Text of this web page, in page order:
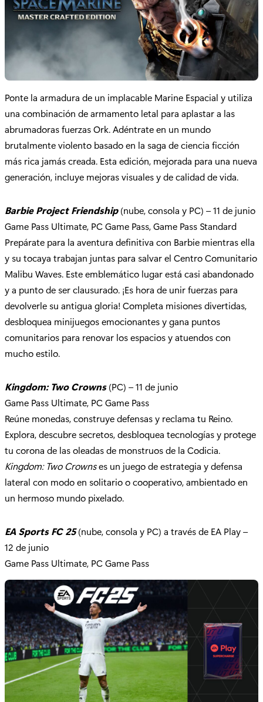
Ponte la armadura de un implacable Marine Espacial y utiliza
una combinación de armamento letal para aplastar a las
abrumadoras fuerzas Ork. Adéntrate en un mundo
brutalmente violento basado en la saga de ciencia ficción
más rica jamás creada. Esta edición, mejorada para una nueva
generación, incluye mejoras visuales y de calidad de vida.
Barbie Project Friendship(nube, consola y PC) – 11 de junio
Game Pass Ultimate, PC Game Pass, Game Pass Standard
Prepárate para la aventura definitiva con Barbie mientras ella
y su tocaya trabajan juntas para salvar el Centro Comunitario
Malibu Waves. Este emblemático lugar está casi abandonado
y a punto de ser clausurado. ¡Es hora de unir fuerzas para
devolverle su antigua gloria! Completa misiones divertidas,
desbloquea minijuegos emocionantes y gana puntos
comunitarios para renovar los espacios y atuendos con
mucho estilo.
Kingdom: Two Crowns(PC) – 11 de junio
Game Pass Ultimate, PC Game Pass
Reúne monedas, construye defensas y reclama tu Reino.
Explora, descubre secretos, desbloquea tecnologías y protege
tu corona de las oleadas de monstruos de la Codicia.
Kingdom: Two Crownses un juego de estrategia y defensa
lateral con modo en solitario o cooperativo, ambientado en
un hermoso mundo pixelado.
EA Sports FC 25(nube, consola y PC) a través de EA Play –
12 de junio
Game Pass Ultimate, PC Game Pass